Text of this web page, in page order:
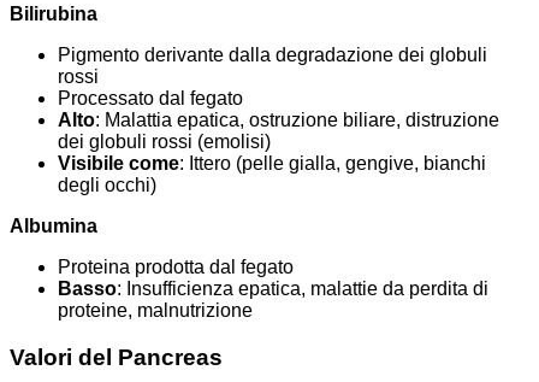
Bilirubina
Pigmento derivante dalla degradazione dei globuli
rossi
Processato dal fegato
Alto: Malattia epatica, ostruzione biliare, distruzione
dei globuli rossi (emolisi)
Visibile come: Ittero (pelle gialla, gengive, bianchi
degli occhi)
Albumina
Proteina prodotta dal fegato
Basso: Insufficienza epatica, malattie da perdita di
proteine, malnutrizione
Valori del Pancreas